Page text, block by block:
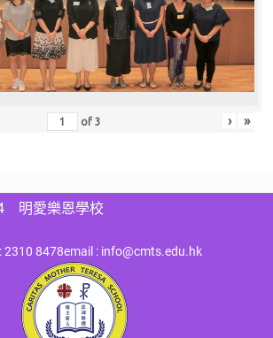
of3 › »
明愛樂恩學校
2310 8478email : info@cmts.edu.hk